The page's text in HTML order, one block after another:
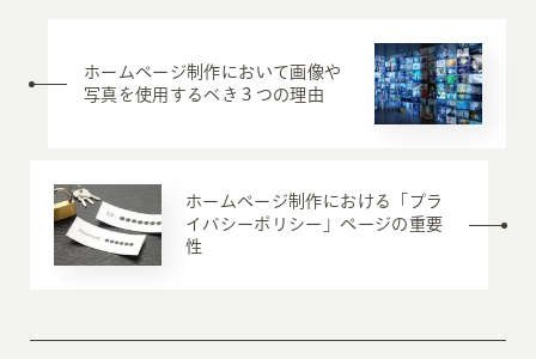
ホームページ制作において画像や
写真を使用するべき３つの理由
ホームページ制作における「プラ
イバシーポリシー」ページの重要
性